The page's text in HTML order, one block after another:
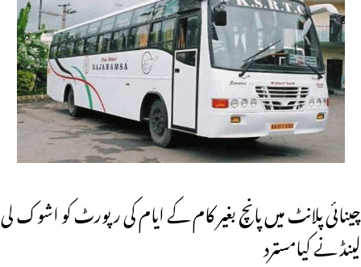
چینائی پلانٹ میں پانچ بغیر کام کے ایام کی رپورٹ کو اشوک لی
لینڈ نے کیامسترد